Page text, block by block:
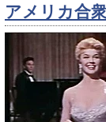
アメリカ合